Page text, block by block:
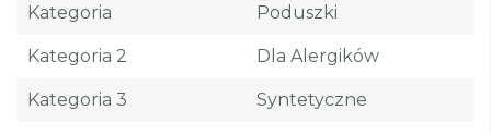
Kategoria Poduszki
Kategoria 2 Dla Alergików
Kategoria 3 Syntetyczne